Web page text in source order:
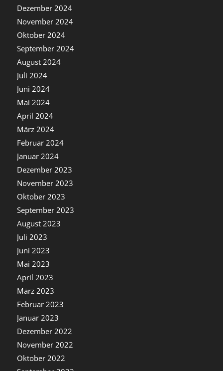
Dezember 2024
November 2024
Oktober 2024
September 2024
August 2024
Juli 2024
Juni 2024
Mai 2024
April 2024
März 2024
Februar 2024
Januar 2024
Dezember 2023
November 2023
Oktober 2023
September 2023
August 2023
Juli 2023
Juni 2023
Mai 2023
April 2023
März 2023
Februar 2023
Januar 2023
Dezember 2022
November 2022
Oktober 2022